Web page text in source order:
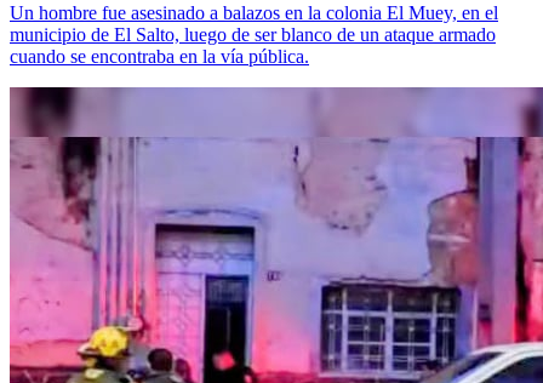
Un hombre fue asesinado a balazos en la colonia El Muey, en el
municipio de El Salto, luego de ser blanco de un ataque armado
cuando se encontraba en la vía pública.